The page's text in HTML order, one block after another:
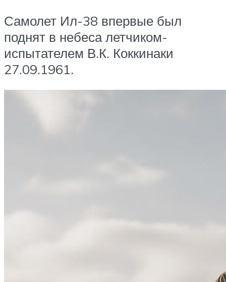
Самолет Ил-38 впервые был
поднят в небеса летчиком-
испытателем В.К. Коккинаки
27.09.1961.